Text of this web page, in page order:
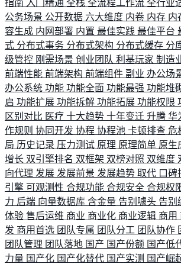
指南 入门精通 全栈 全流程工作流 全行业
公务场景 公开数据 六大维度 内卷 内存 内
容生成 内网部署 内置 最佳实践 最佳平台
式 分布式事务 分布式架构 分布式缓存 分
级管控 刚需场景 创业团队 利基玩家 制造
前端性能 前端架构 前端组件 副业 办公场
办公系统 功能 功能全面 功能最强 功能堆
启 功能扩展 功能拆解 功能拓展 功能权限
区别对比 医疗 十大趋势 十年变迁 升腾 华
作规则 协同开发 协程 协程池 卡顿排查 危
局 历史记录 压力测试 原理 原理简单 原生
增长 双引擎排名 双框架 双榜对照 双维度
向代理 发展 发展前景 发展趋势 取代 口碑
引擎 可观测性 合规功能 合规安全 合规权
力 后端 向量数据库 含金量 告别噱头 告别
体验 售后运维 商业 商业化 商业逻辑 商用
发 商用首选 团队专属 团队分工 团队协作
团队管理 团队落地 国产 国产份额 国产低
力量 国产化 国产化替代 国产实测 国产崛